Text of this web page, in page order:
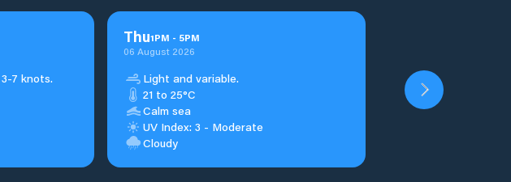
3-7 knots.
Thu1PM - 5PM
06 August 2026
Light and variable.
21 to 25°C
Calm sea
UV Index: 3 - Moderate
Cloudy